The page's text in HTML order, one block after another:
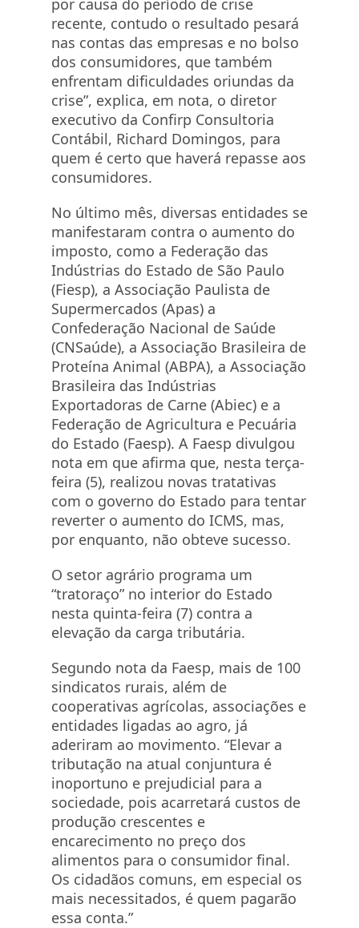
por causa do período de crise
recente, contudo o resultado pesará
nas contas das empresas e no bolso
dos consumidores, que também
enfrentam dificuldades oriundas da
crise”, explica, em nota, o diretor
executivo da Confirp Consultoria
Contábil, Richard Domingos, para
quem é certo que haverá repasse aos
consumidores.
No último mês, diversas entidades se
manifestaram contra o aumento do
imposto, como a Federação das
Indústrias do Estado de São Paulo
(Fiesp), a Associação Paulista de
Supermercados (Apas) a
Confederação Nacional de Saúde
(CNSaúde), a Associação Brasileira de
Proteína Animal (ABPA), a Associação
Brasileira das Indústrias
Exportadoras de Carne (Abiec) e a
Federação de Agricultura e Pecuária
do Estado (Faesp). A Faesp divulgou
nota em que afirma que, nesta terça-
feira (5), realizou novas tratativas
com o governo do Estado para tentar
reverter o aumento do ICMS, mas,
por enquanto, não obteve sucesso.
O setor agrário programa um
“tratoraço” no interior do Estado
nesta quinta-feira (7) contra a
elevação da carga tributária.
Segundo nota da Faesp, mais de 100
sindicatos rurais, além de
cooperativas agrícolas, associações e
entidades ligadas ao agro, já
aderiram ao movimento. “Elevar a
tributação na atual conjuntura é
inoportuno e prejudicial para a
sociedade, pois acarretará custos de
produção crescentes e
encarecimento no preço dos
alimentos para o consumidor final.
Os cidadãos comuns, em especial os
mais necessitados, é quem pagarão
essa conta.”